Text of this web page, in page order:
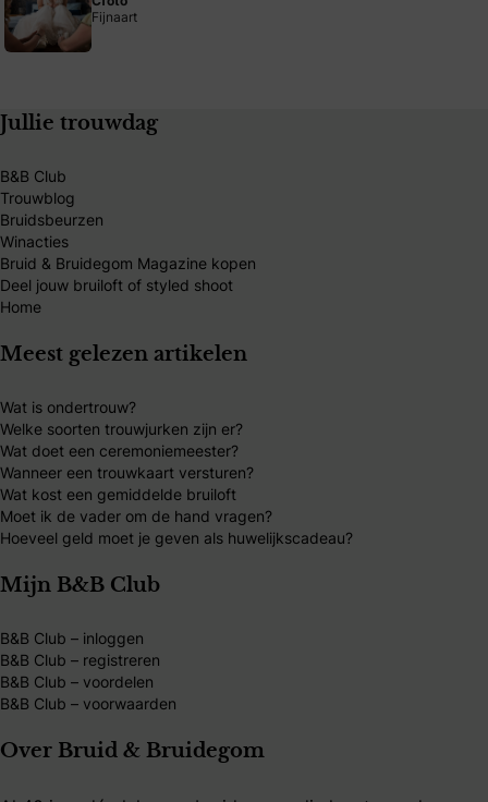
Fijnaart
Jullie trouwdag
B&B Club
Trouwblog
Bruidsbeurzen
Winacties
Bruid & Bruidegom Magazine kopen
Deel jouw bruiloft of styled shoot
Home
Meest gelezen artikelen
Wat is ondertrouw?
Welke soorten trouwjurken zijn er?
Wat doet een ceremoniemeester?
Wanneer een trouwkaart versturen?
Wat kost een gemiddelde bruiloft
Moet ik de vader om de hand vragen?
Hoeveel geld moet je geven als huwelijkscadeau?
Mijn B&B Club
B&B Club – inloggen
B&B Club – registreren
B&B Club – voordelen
B&B Club – voorwaarden
Over Bruid & Bruidegom